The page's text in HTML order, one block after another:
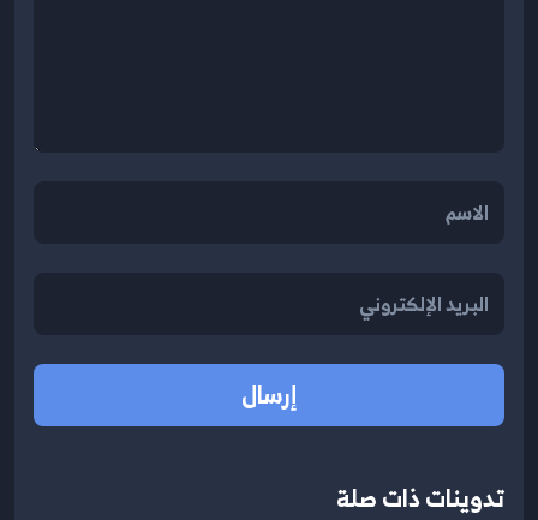
إرسال
تدوينات ذات صلة